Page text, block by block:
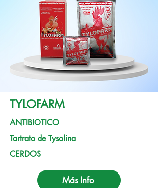
TYLOFARM
ANTIBIOTICO
Tartrato de Tysolina
CERDOS
Más Info